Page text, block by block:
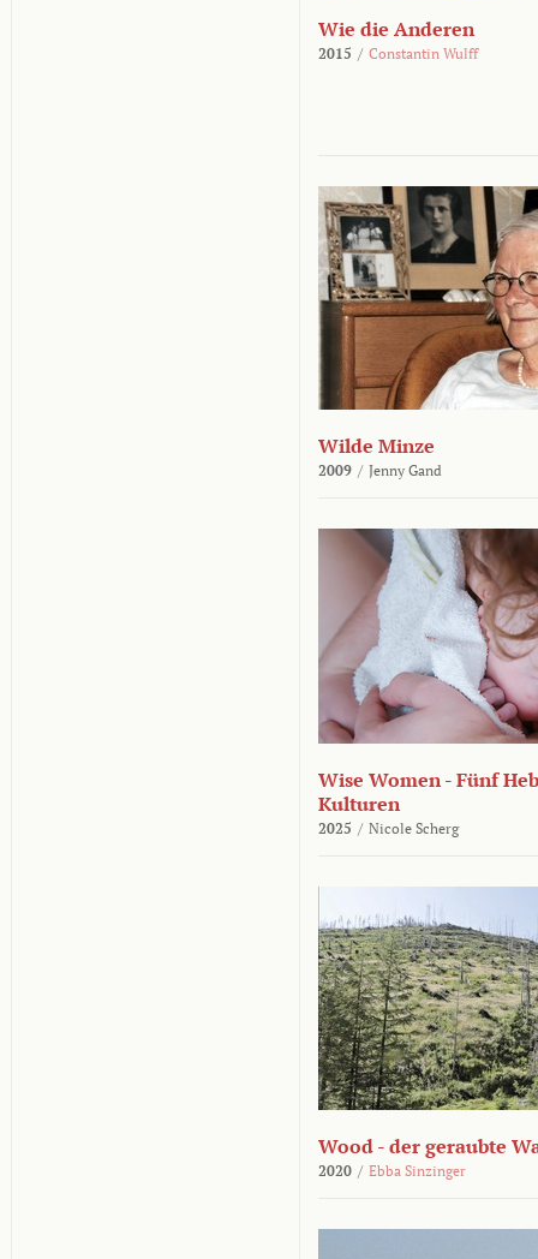
Wie die Anderen
2015 / Constantin Wulff
Wilde Minze
2009 / Jenny Gand
Wise Women - Fünf
Kulturen
2025 / Nicole Scherg
Wood - der geraubte
2020 / Ebba Sinzinger